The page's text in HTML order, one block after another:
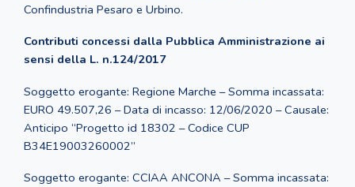
Confindustria Pesaro e Urbino.
Contributi concessi dalla Pubblica Amministrazione ai
sensi della L. n.124/2017
Soggetto erogante: Regione Marche – Somma incassata:
EURO 49.507,26 – Data di incasso: 12/06/2020 – Causale:
Anticipo “Progetto id 18302 – Codice CUP
B34E19003260002”
Soggetto erogante: CCIAA ANCONA – Somma incassata: